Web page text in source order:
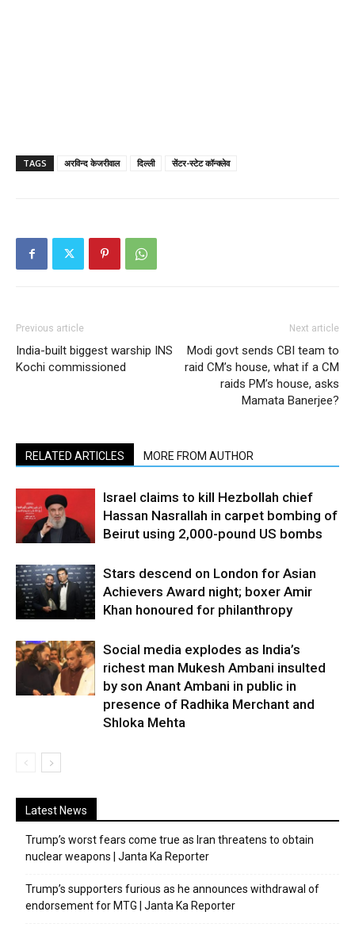
TAGS अरविन्द केजरीवाल दिल्ली सेंटर-स्टेट कॉन्क्लेव
Previous article
India-built biggest warship INS
Kochi commissioned
Next article
Modi govt sends CBI team to
raid CM’s house, what if a CM
raids PM’s house, asks
Mamata Banerjee?
RELATED ARTICLES MORE FROM AUTHOR
Israel claims to kill Hezbollah chief
Hassan Nasrallah in carpet bombing of
Beirut using 2,000-pound US bombs
Stars descend on London for Asian
Achievers Award night; boxer Amir
Khan honoured for philanthropy
Social media explodes as India’s
richest man Mukesh Ambani insulted
by son Anant Ambani in public in
presence of Radhika Merchant and
Shloka Mehta
Latest News
Trump’s worst fears come true as Iran threatens to obtain
nuclear weapons | Janta Ka Reporter
Trump’s supporters furious as he announces withdrawal of
endorsement for MTG | Janta Ka Reporter